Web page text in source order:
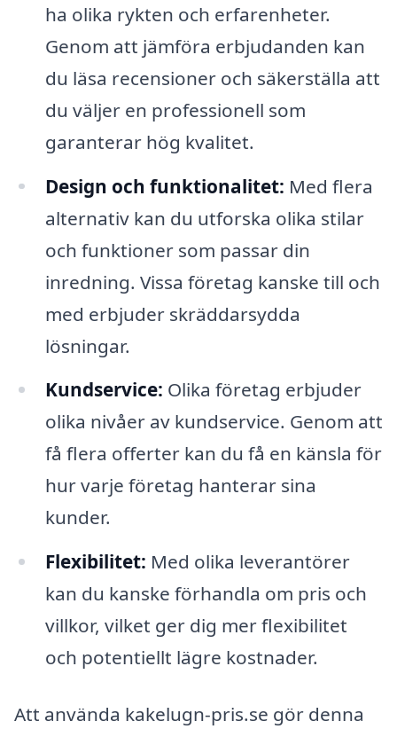
ha olika rykten och erfarenheter.
Genom att jämföra erbjudanden kan
du läsa recensioner och säkerställa att
du väljer en professionell som
garanterar hög kvalitet.
Design och funktionalitet: Med flera
alternativ kan du utforska olika stilar
och funktioner som passar din
inredning. Vissa företag kanske till och
med erbjuder skräddarsydda
lösningar.
Kundservice: Olika företag erbjuder
olika nivåer av kundservice. Genom att
få flera offerter kan du få en känsla för
hur varje företag hanterar sina
kunder.
Flexibilitet: Med olika leverantörer
kan du kanske förhandla om pris och
villkor, vilket ger dig mer flexibilitet
och potentiellt lägre kostnader.
Att använda kakelugn-pris.se gör denna